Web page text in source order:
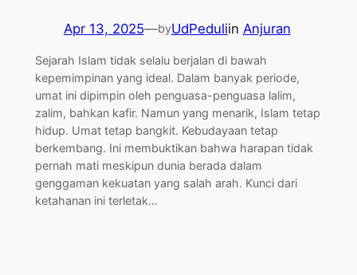
Apr 13, 2025—byUdPeduliin Anjuran
Sejarah Islam tidak selalu berjalan di bawah
kepemimpinan yang ideal. Dalam banyak periode,
umat ini dipimpin oleh penguasa-penguasa lalim,
zalim, bahkan kafir. Namun yang menarik, Islam tetap
hidup. Umat tetap bangkit. Kebudayaan tetap
berkembang. Ini membuktikan bahwa harapan tidak
pernah mati meskipun dunia berada dalam
genggaman kekuatan yang salah arah. Kunci dari
ketahanan ini terletak…